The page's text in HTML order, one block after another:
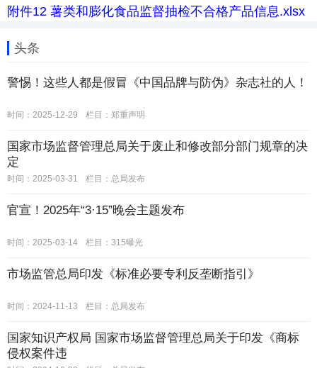
附件12 薯类和膨化食品监督抽检不合格产品信息.xlsx
头条
警惕！这些人都是假冒《中国品牌与防伪》杂志社的人！
时间：2025-12-29 栏目： 郑重声明
国家市场监督管理总局关于废止和修改部分部门规章的决
定
时间：2025-03-31 栏目： 总局发布
官宣！2025年“3·15”晚会主题发布
时间：2025-03-14 栏目： 315曝光
市场监管总局印发《标准必要专利反垄断指引》
时间：2024-11-13 栏目： 总局发布
国家知识产权局 国家市场监督管理总局关于印发《商标
侵权案件违